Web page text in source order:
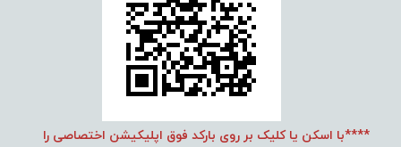
****با اسکن یا کلیک بر روی بارکد فوق اپلیکیشن اختصاصی را